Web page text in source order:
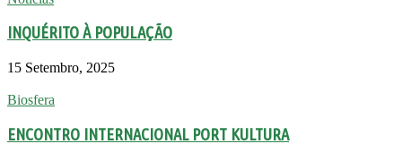
INQUÉRITO À POPULAÇÃO
15 Setembro, 2025
Biosfera
ENCONTRO INTERNACIONAL PORT KULTURA